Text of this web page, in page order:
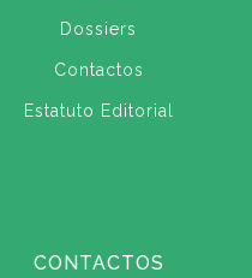
Dossiers
Contactos
Estatuto Editorial
CONTACTOS